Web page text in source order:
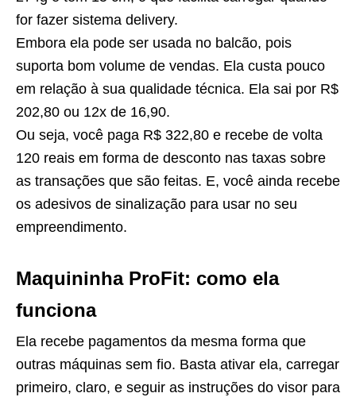
for fazer sistema delivery.
Embora ela pode ser usada no balcão, pois
suporta bom volume de vendas. Ela custa pouco
em relação à sua qualidade técnica. Ela sai por R$
202,80 ou 12x de 16,90.
Ou seja, você paga R$ 322,80 e recebe de volta
120 reais em forma de desconto nas taxas sobre
as transações que são feitas. E, você ainda recebe
os adesivos de sinalização para usar no seu
empreendimento.
Maquininha ProFit: como ela
funciona
Ela recebe pagamentos da mesma forma que
outras máquinas sem fio. Basta ativar ela, carregar
primeiro, claro, e seguir as instruções do visor para